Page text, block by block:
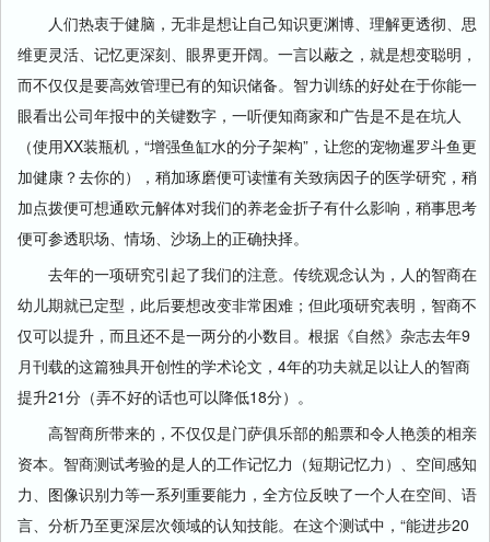
人们热衷于健脑，无非是想让自己知识更渊博、理解更透彻、思
维更灵活、记忆更深刻、眼界更开阔。一言以蔽之，就是想变聪明，
而不仅仅是要高效管理已有的知识储备。智力训练的好处在于你能一
眼看出公司年报中的关键数字，一听便知商家和广告是不是在坑人
（使用XX装瓶机，“增强鱼缸水的分子架构”，让您的宠物暹罗斗鱼更
加健康？去你的），稍加琢磨便可读懂有关致病因子的医学研究，稍
加点拨便可想通欧元解体对我们的养老金折子有什么影响，稍事思考
便可参透职场、情场、沙场上的正确抉择。
去年的一项研究引起了我们的注意。传统观念认为，人的智商在
幼儿期就已定型，此后要想改变非常困难；但此项研究表明，智商不
仅可以提升，而且还不是一两分的小数目。根据《自然》杂志去年9
月刊载的这篇独具开创性的学术论文，4年的功夫就足以让人的智商
提升21分（弄不好的话也可以降低18分）。
高智商所带来的，不仅仅是门萨俱乐部的船票和令人艳羡的相亲
资本。智商测试考验的是人的工作记忆力（短期记忆力）、空间感知
力、图像识别力等一系列重要能力，全方位反映了一个人在空间、语
言、分析乃至更深层次领域的认知技能。在这个测试中，“能进步20